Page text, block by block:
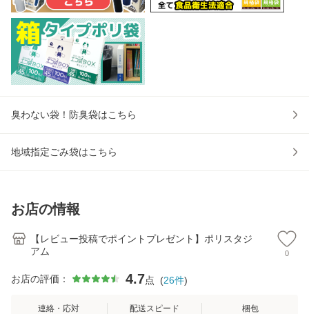
臭わない袋！防臭袋はこちら
地域指定ごみ袋はこちら
お店の情報
【レビュー投稿でポイントプレゼント】ポリスタジ
アム
0
お店の評価： 4.7点 (26件)
連絡・応対 配送スピード 梱包